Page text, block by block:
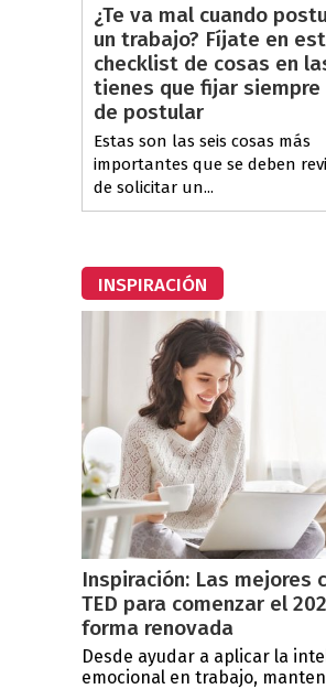
¿Te va mal cuando
un trabajo? Fíjate en
checklist de cosas en
tienes que fijar siempre
de postular
Estas son las seis cosas más
importantes que se deben
de solicitar un...
INSPIRACIÓN
Inspiración: Las mejores
TED para comenzar el
forma renovada
Desde ayudar a aplicar la
emocional en trabajo,